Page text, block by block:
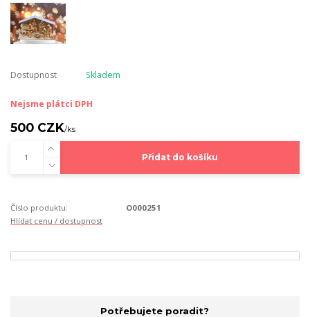
Dostupnost Skladem
Nejsme plátci DPH
500 CZK/ks
Přidat do košíku
Číslo produktu:
O000251
Hlídat cenu / dostupnost
Potřebujete poradit?